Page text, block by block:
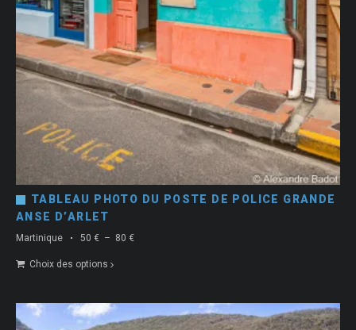
TABLEAU PHOTO DU POSTE DE POLICE GRANDE
ANSE D’ARLET
Martinique
Choix des options
50 € – 80 €Plage